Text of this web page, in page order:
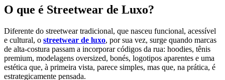
O que é Streetwear de Luxo?
Diferente do streetwear tradicional, que nasceu funcional, acessível
e cultural, o streetwear de luxo, por sua vez, surge quando marcas
de alta-costura passam a incorporar códigos da rua: hoodies, tênis
premium, modelagens oversized, bonés, logotipos aparentes e uma
estética que, à primeira vista, parece simples, mas que, na prática, é
estrategicamente pensada.